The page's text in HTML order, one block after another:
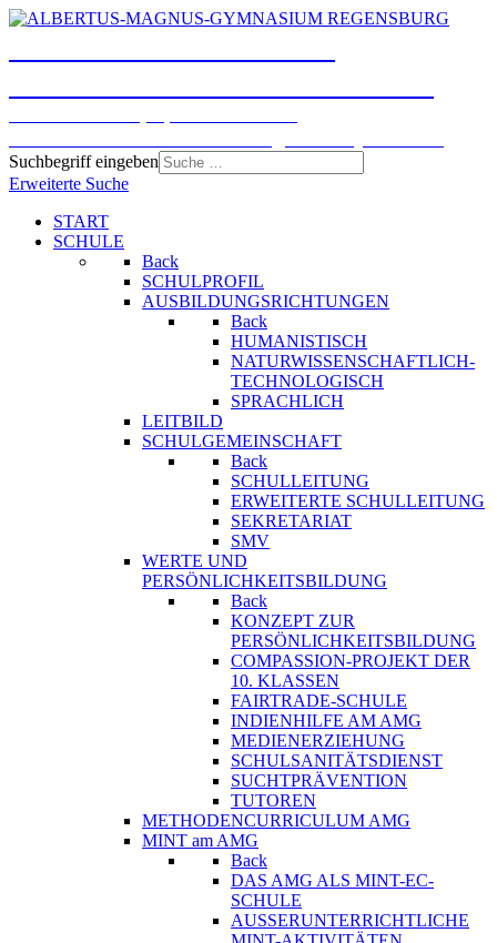
Suchbegriff eingeben
Erweiterte Suche
START
SCHULE
Back
SCHULPROFIL
AUSBILDUNGSRICHTUNGEN
Back
HUMANISTISCH
NATURWISSENSCHAFTLICH-
TECHNOLOGISCH
SPRACHLICH
LEITBILD
SCHULGEMEINSCHAFT
Back
SCHULLEITUNG
ERWEITERTE SCHULLEITUNG
SEKRETARIAT
SMV
WERTE UND
PERSÖNLICHKEITSBILDUNG
Back
KONZEPT ZUR
PERSÖNLICHKEITSBILDUNG
COMPASSION-PROJEKT DER
10. KLASSEN
FAIRTRADE-SCHULE
INDIENHILFE AM AMG
MEDIENERZIEHUNG
SCHULSANITÄTSDIENST
SUCHTPRÄVENTION
TUTOREN
METHODENCURRICULUM AMG
MINT am AMG
Back
DAS AMG ALS MINT-EC-
SCHULE
AUSSERUNTERRICHTLICHE